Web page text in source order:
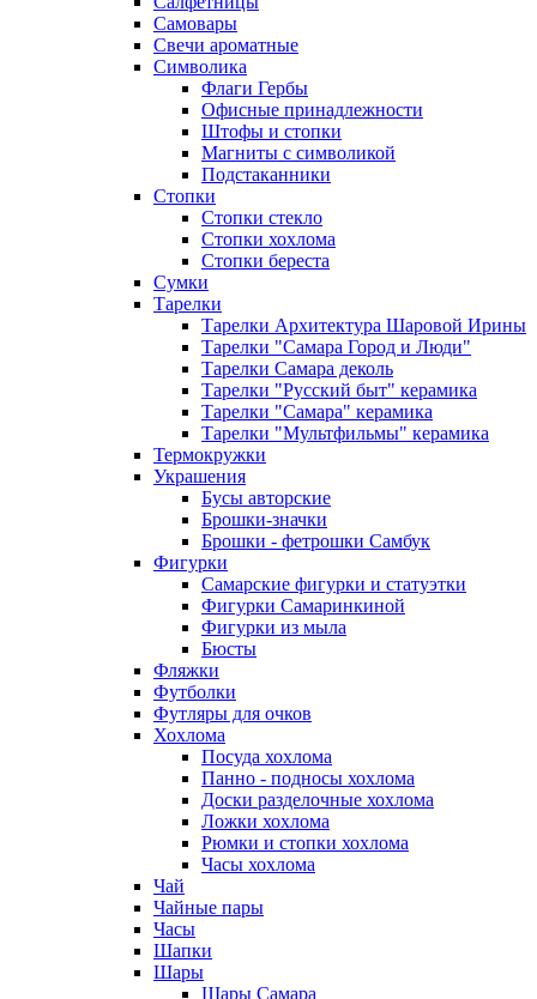
Самовары
Свечи ароматные
Символика
Флаги Гербы
Офисные принадлежности
Штофы и стопки
Магниты с символикой
Подстаканники
Стопки
Стопки стекло
Стопки хохлома
Стопки береста
Сумки
Тарелки
Тарелки Архитектура Шаровой Ирины
Тарелки "Самара Город и Люди"
Тарелки Самара деколь
Тарелки "Русский быт" керамика
Тарелки "Самара" керамика
Тарелки "Мультфильмы" керамика
Термокружки
Украшения
Бусы авторские
Брошки-значки
Брошки - фетрошки Самбук
Фигурки
Самарские фигурки и статуэтки
Фигурки Самаринкиной
Фигурки из мыла
Бюсты
Фляжки
Футболки
Футляры для очков
Хохлома
Посуда хохлома
Панно - подносы хохлома
Доски разделочные хохлома
Ложки хохлома
Рюмки и стопки хохлома
Часы хохлома
Чай
Чайные пары
Часы
Шапки
Шары
Шары Самара